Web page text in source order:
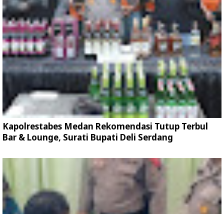
Kapolrestabes Medan Rekomendasi Tutup Terbul
Bar & Lounge, Surati Bupati Deli Serdang